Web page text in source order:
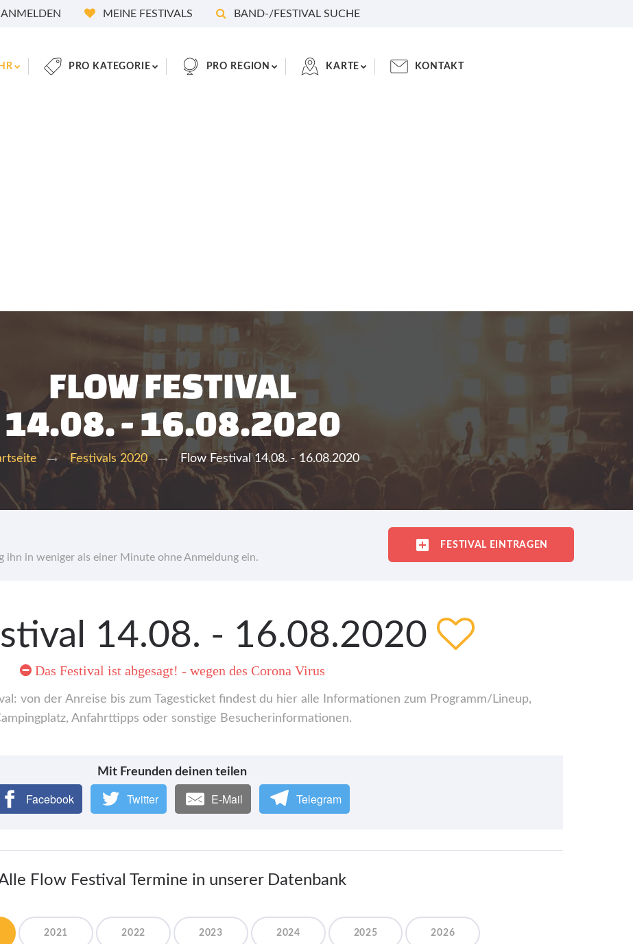
ANMELDEN MEINE FESTIVALS BAND-/FESTIVAL SUCHE
PRO KATEGORIE PRO REGION KARTE KONTAKT
FLOW FESTIVAL
14.08. - 16.08.2020
Festivals 2020 Flow Festival 14.08. - 16.08.2020
ihn in weniger als einer Minute ohne Anmeldung ein.
FESTIVAL EINTRAGEN
14.08. - 16.08.2020
Das Festival ist abgesagt! - wegen des Corona Virus
von der Anreise bis zum Tagesticket findest du hier alle Informationen zum Programm/Lineup,
Anfahrttipps oder sonstige Besucherinformationen.
Mit Freunden deinen teilen
Facebook Twitter E-Mail Telegram
Flow Festival Termine in unserer Datenbank
2021 2022 2023 2024 2025 2026